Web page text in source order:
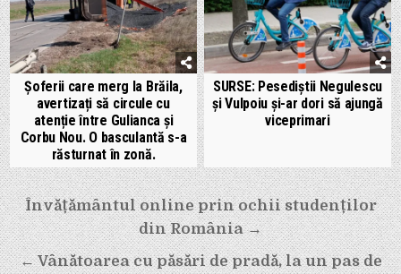
Șoferii care merg la Brăila,
avertizați să circule cu
atenție între Gulianca și
Corbu Nou. O basculantă s-a
răsturnat în zonă.
SURSE: Pesediștii Negulescu
și Vulpoiu și-ar dori să ajungă
viceprimari
Navigare
în
articole
Învățământul online prin ochii studenților
din România →
← Vânătoarea cu păsări de pradă, la un pas de